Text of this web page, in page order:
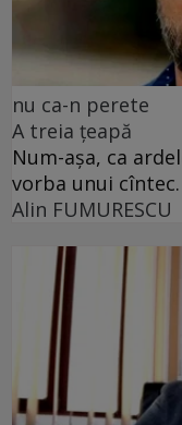
nu ca-n perete
A treia țeapă
Num-așa, ca
vorba unui cîntec.
Alin FUMURESCU